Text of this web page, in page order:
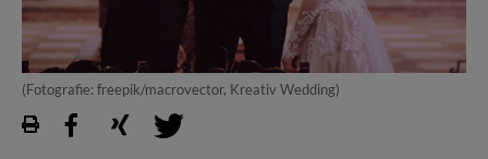
(Fotografie: freepik/macrovector, Kreativ Wedding)